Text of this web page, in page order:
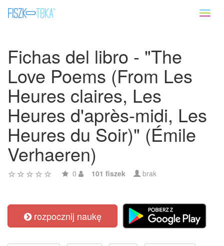
Fichas del libro - "The
Love Poems (From Les
Heures claires, Les
Heures d'après-midi, Les
Heures du Soir)" (Émile
Verhaeren)
0 101 fiszek brak
rozpocznij naukę